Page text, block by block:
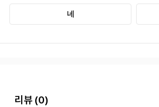
리뷰 (0)